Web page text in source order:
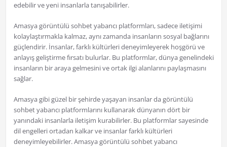
edebilir ve yeni insanlarla tanışabilirler.
Amasya görüntülü sohbet yabancı platformları, sadece iletişimi
kolaylaştırmakla kalmaz, aynı zamanda insanların sosyal bağlarını
güçlendirir. İnsanlar, farklı kültürleri deneyimleyerek hoşgörü ve
anlayış geliştirme fırsatı bulurlar. Bu platformlar, dünya genelindeki
insanların bir araya gelmesini ve ortak ilgi alanlarını paylaşmasını
sağlar.
Amasya gibi güzel bir şehirde yaşayan insanlar da görüntülü
sohbet yabancı platformlarını kullanarak dünyanın dört bir
yanındaki insanlarla iletişim kurabilirler. Bu platformlar sayesinde
dil engelleri ortadan kalkar ve insanlar farklı kültürleri
deneyimleyebilirler. Amasya görüntülü sohbet yabancı